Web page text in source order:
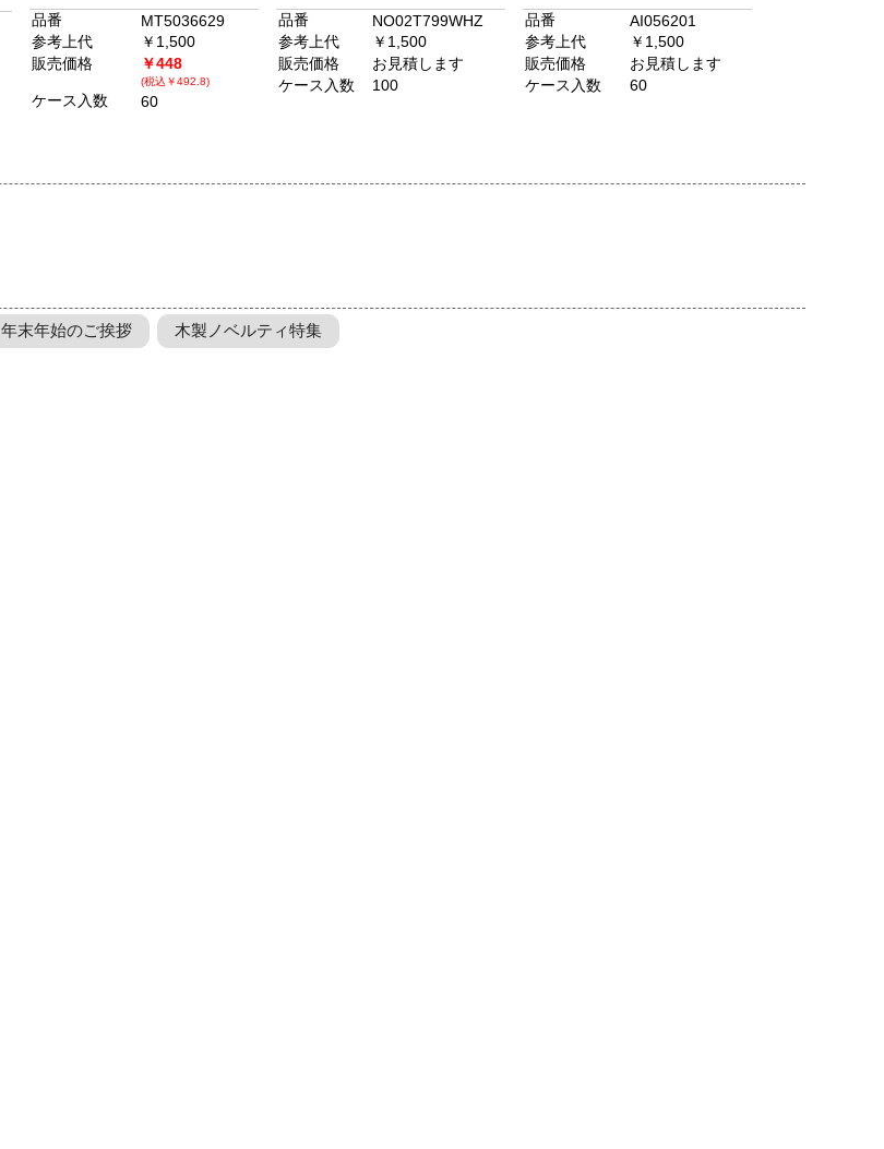
品番
MT5036629
参考上代
￥1,500
販売価格
￥448
(税込￥492.8)
ケース入数 60
品番
NO02T799WHZ
参考上代
￥1,500
販売価格
お見積します
ケース入数
100
品番
AI056201
参考上代
￥1,500
販売価格
お見積します
ケース入数
60
年末年始のご挨拶 木製ノベルティ特集